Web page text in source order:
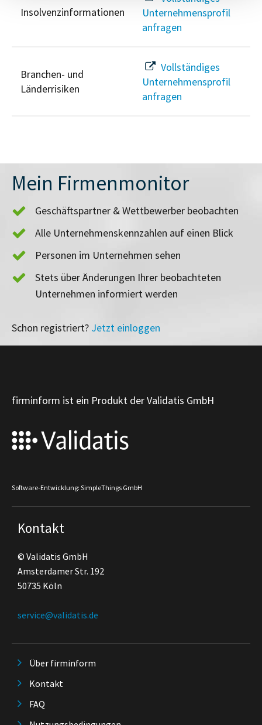
Insolvenzinformationen
Unternehmensprofil
anfragen
Branchen- und
Länderrisiken
Vollständiges
Unternehmensprofil
anfragen
Mein Firmenmonitor
Geschäftspartner & Wettbewerber beobachten
Alle Unternehmenskennzahlen auf einen Blick
Personen im Unternehmen sehen
Stets über Änderungen Ihrer beobachteten
Unternehmen informiert werden
Schon registriert? Jetzt einloggen
firminform ist ein Produkt der Validatis GmbH
Software-Entwicklung: SimpleThings GmbH
Kontakt
© Validatis GmbH
Amsterdamer Str. 192
50735 Köln
service@validatis.de
Über firminform
Kontakt
FAQ